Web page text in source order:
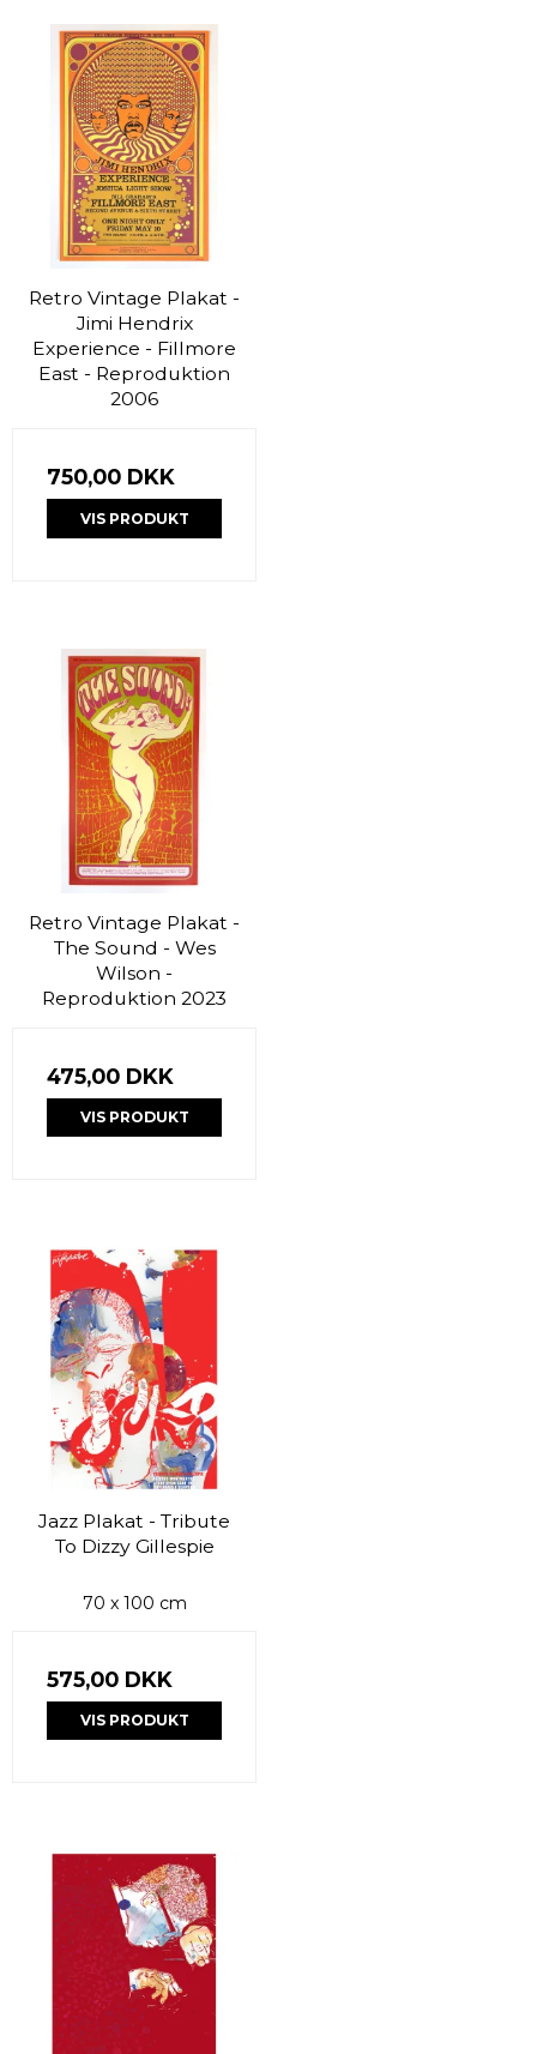
Retro Vintage Plakat -
Jimi Hendrix
Experience - Fillmore
East - Reproduktion
2006
750,00 DKK
VIS PRODUKT
Retro Vintage Plakat -
The Sound - Wes
Wilson -
Reproduktion 2023
475,00 DKK
VIS PRODUKT
Jazz Plakat - Tribute
To Dizzy Gillespie
70 x 100 cm
575,00 DKK
VIS PRODUKT